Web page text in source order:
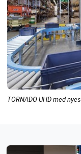
TORNADO UHD med